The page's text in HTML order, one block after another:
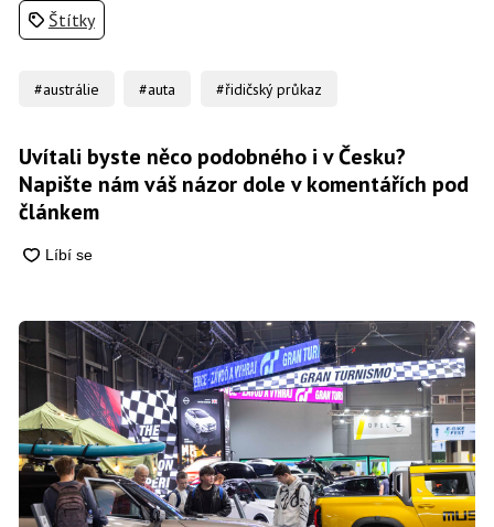
Štítky
#austrálie #auta #řidičský průkaz
Uvítali byste něco podobného i v Česku?
Napište nám váš názor dole v komentářích pod
článkem